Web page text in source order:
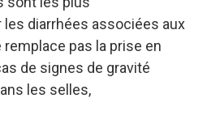
diarrhées associées aux
pas la prise en
de signes de gravité
les selles,